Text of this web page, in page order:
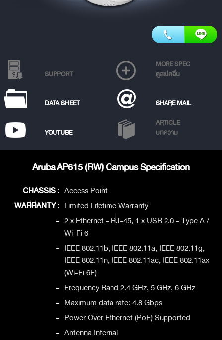
SUPPORT
MORE SPEC
ดูสเปคอื่น
DATA SHEET SHARE MAIL
YOUTUBE
ARTICLE
บทความ
Aruba AP615 (RW) Campus Specification
CHASSIS : Access Point
WARRANTY : Limited Lifetime Warranty
- 2 x Ethernet - RJ-45, 1 x USB 2.0 - Type A /
Wi-Fi 6
- IEEE 802.11b, IEEE 802.11a, IEEE 802.11g,
IEEE 802.11n, IEEE 802.11ac, IEEE 802.11ax
(Wi-Fi 6E)
- Frequency Band 2.4 GHz, 5 GHz, 6 GHz
- Maximum data rate: 4.8 Gbps
- Power Over Ethernet (PoE) Supported
- Antenna Internal